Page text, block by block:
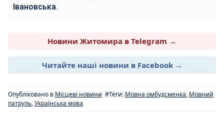
Івановська.
Новини Житомира в Telegram →
Читайте наші новини в Facebook →
Опубліковано в Місцеві новини #Теги: Мовна омбудсменка, Мовний
патруль,Українська мова